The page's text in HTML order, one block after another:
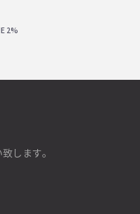
2%
します。